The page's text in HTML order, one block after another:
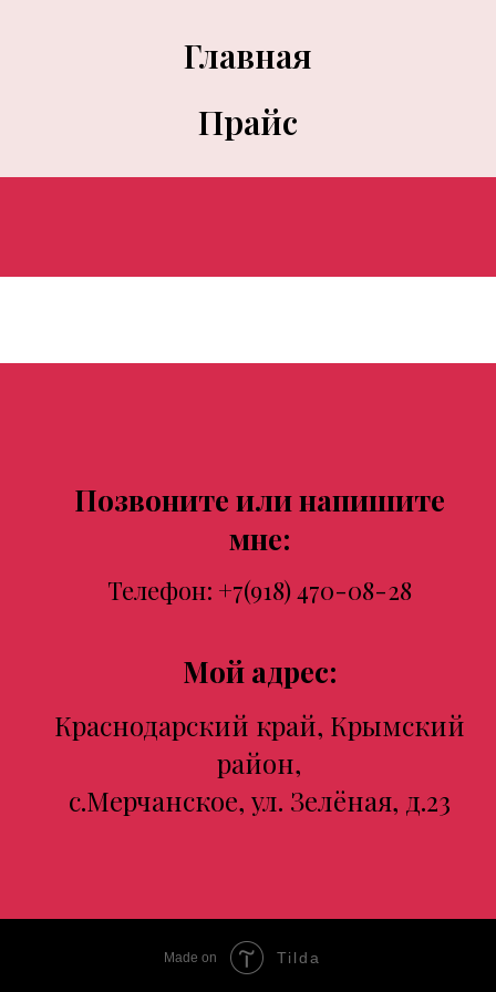
Главная
Прайс
Позвоните или напишите
мне:
Телефон: +7(918) 470-08-28
Мой адрес:
Краснодарский край, Крымский
район,
с.Мерчанское, ул. Зелёная, д.23
Made on Tilda